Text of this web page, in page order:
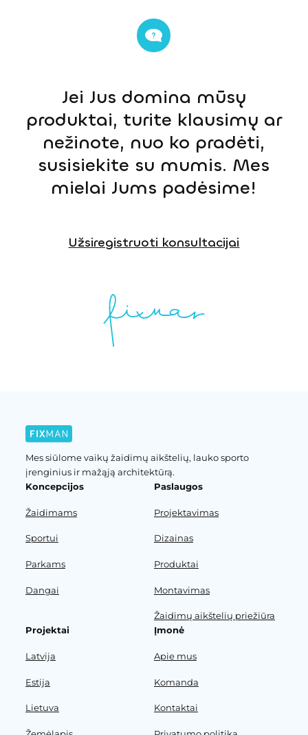
Jei Jus domina mūsų
produktai, turite klausimų ar
nežinote, nuo ko pradėti,
susisiekite su mumis. Mes
mielai Jums padėsime!
Užsiregistruoti konsultacijai
Mes siūlome vaikų žaidimų aikštelių, lauko sporto
įrenginius ir mažąją architektūrą.
Koncepcijos
Žaidimams
Sportui
Parkams
Dangai
Paslaugos
Projektavimas
Dizainas
Produktai
Montavimas
Žaidimų aikštelių priežiūra
Projektai
Latvija
Estija
Lietuva
Įmonė
Apie mus
Komanda
Kontaktai